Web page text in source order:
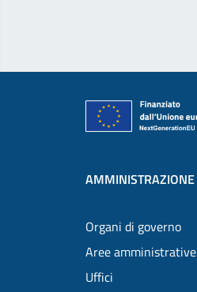
AMMINISTRAZIONE
Organi di governo
Aree amministrative
Uffici